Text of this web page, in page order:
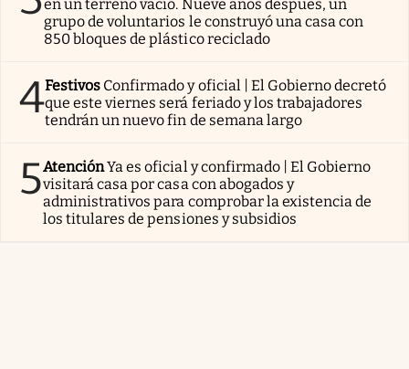
en un terreno vacío. Nueve años después, un
grupo de voluntarios le construyó una casa con
850 bloques de plástico reciclado
4Festivos Confirmado y oficial | El Gobierno decretó
que este viernes será feriado y los trabajadores
tendrán un nuevo fin de semana largo
5AtenciónYa es oficial y confirmado | El Gobierno
visitará casa por casa con abogados y
administrativos para comprobar la existencia de
los titulares de pensiones y subsidios